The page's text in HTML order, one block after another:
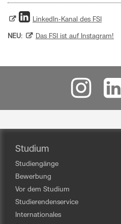
LinkedIn-Kanal des FSI
NEU: Das FSI ist auf Instagram!
Studium
Studiengänge
Bewerbung
Vor dem Studium
Studierendenservice
Internationales